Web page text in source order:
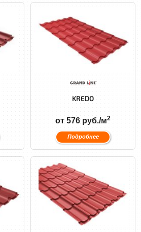
KREDO
от 576 руб./м2
Подробнее